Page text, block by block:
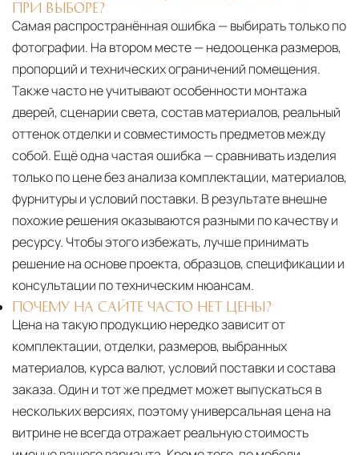
ПРИ ВЫБОРЕ?
Самая распространённая ошибка — выбирать только по
фотографии. На втором месте — недооценка размеров,
пропорций и технических ограничений помещения.
Также часто не учитывают особенности монтажа
дверей, сценарии света, состав материалов, реальный
оттенок отделки и совместимость предметов между
собой. Ещё одна частая ошибка — сравнивать изделия
только по цене без анализа комплектации, материалов,
фурнитуры и условий поставки. В результате внешне
похожие решения оказываются разными по качеству и
ресурсу. Чтобы этого избежать, лучше принимать
решение на основе проекта, образцов, спецификации и
консультации по техническим нюансам.
ПОЧЕМУ НА САЙТЕ ЧАСТО НЕТ ЦЕНЫ?
Цена на такую продукцию нередко зависит от
комплектации, отделки, размеров, выбранных
материалов, курса валют, условий поставки и состава
заказа. Один и тот же предмет может выпускаться в
нескольких версиях, поэтому универсальная цена на
витрине не всегда отражает реальную стоимость